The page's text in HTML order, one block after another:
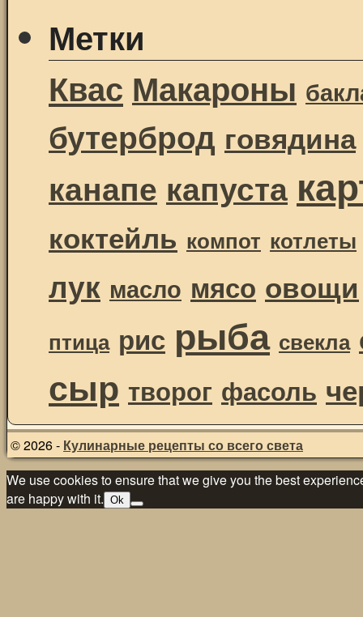
Метки
Квас Макароны
бутерброд говядина
канапе капуста
коктейль компот котлеты
лук масло мясо овощи
птица рис рыба свекла
сыр творог фасоль
© 2026 - Кулинарные рецепты со всего света
We use cookies to ensure that we give you the best
are happy with it. Ok